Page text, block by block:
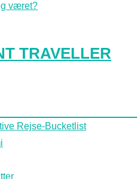
været?
TRAVELLER
Rejse-Bucketlist